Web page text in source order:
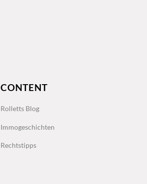
CONTENT
Rolletts Blog
Immogeschichten
Rechtstipps